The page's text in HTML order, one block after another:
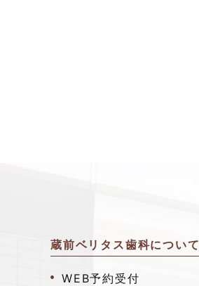
蔵前ベリタス歯科について
WEB予約受付